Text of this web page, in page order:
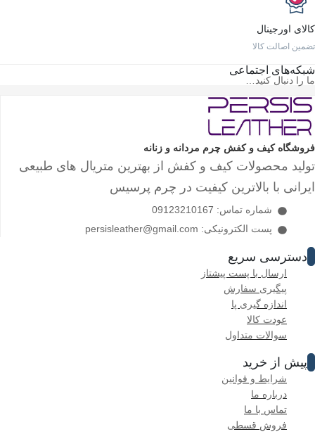
و زنانه
از بهترین متریال های طبیعی
در چرم پرسیس